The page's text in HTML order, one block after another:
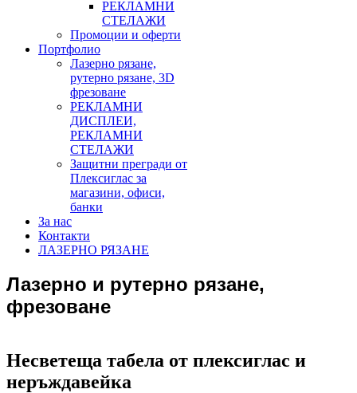
РЕКЛАМНИ
СТЕЛАЖИ
Промоции и оферти
Портфолио
Лазерно рязане,
рутерно рязане, 3D
фрезоване
РЕКЛАМНИ
ДИСПЛЕИ,
РЕКЛАМНИ
СТЕЛАЖИ
Защитни прегради от
Плексиглас за
магазини, офиси,
банки
За нас
Контакти
ЛАЗЕРНО РЯЗАНЕ
Лазерно и рутерно рязане,
фрезоване
Несветеща табела от плексиглас и
неръждавейка